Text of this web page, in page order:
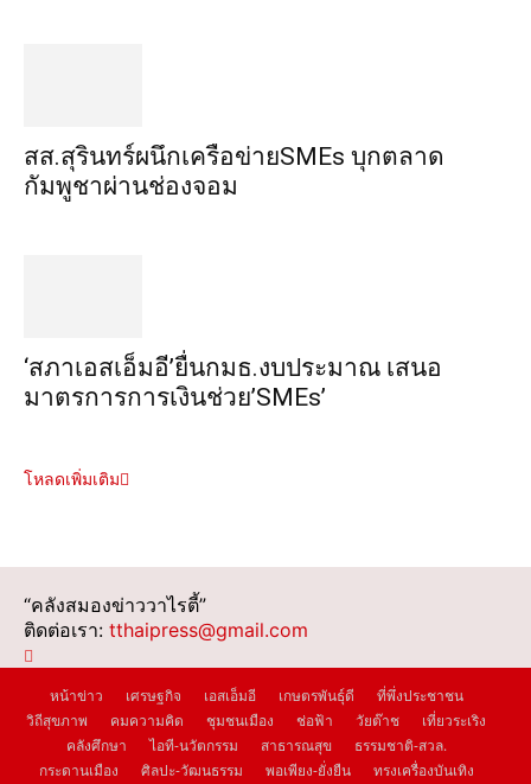
สส.สุรินทร์ผนึกเครือข่ายSMEs บุกตลาด
กัมพูชาผ่านช่องจอม
‘สภาเอสเอ็มอี’ยื่นกมธ.งบประมาณ เสนอ
มาตรการการเงินช่วย’SMEs’
โหลดเพิ่มเติม
“คลังสมองข่าววาไรตี้”
ติดต่อเรา: tthaipress@gmail.com
หน้าข่าว เศรษฐกิจ เอสเอ็มอี เกษตรพันธุ์ดี
ที่พึ่งประชาชน
วิถีสุขภาพ
คมความคิด ชุมชนเมือง ช่อฟ้า วัยต๊าช
เที่ยวระเริง
คลังศึกษา
ไอที-นวัตกรรม สาธารณสุข
ธรรมชาติ-สวล.
กระดานเมือง
ศิลปะ-วัฒนธรรม พอเพียง-ยั่งยืน ทรงเครื่องบันเทิง